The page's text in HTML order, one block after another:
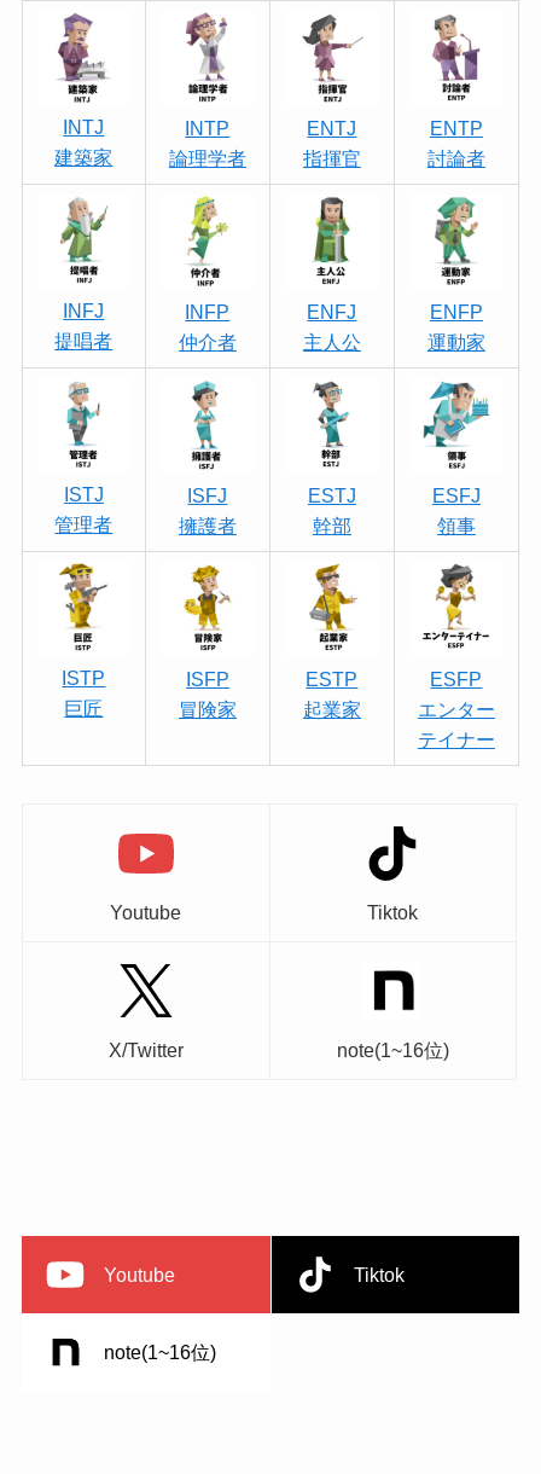
INTJ
建築家
INTP
論理学者
ENTJ
指揮官
ENTP
討論者
INFJ
提唱者
INFP
仲介者
ENFJ
主人公
ENFP
運動家
ISTJ
管理者
ISFJ
擁護者
ESTJ
幹部
ESFJ
領事
ISTP
巨匠
ISFP
冒険家
ESTP
起業家
ESFP
エンター
テイナー
Youtube Tiktok
X/Twitter note(1~16位)
Youtube Tiktok
note(1~16位)